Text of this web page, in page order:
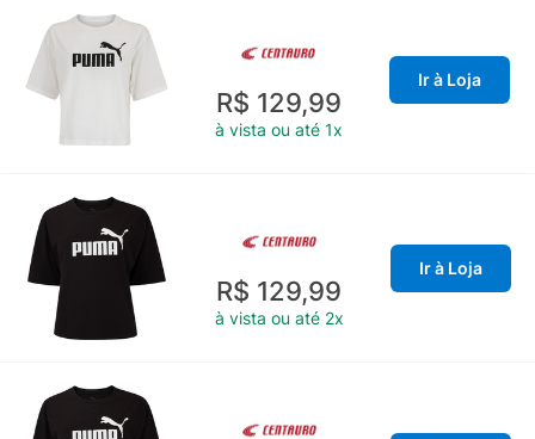
R$ 129,99
à vista ou até 1x
Ir à Loja
R$ 129,99
à vista ou até 2x
Ir à Loja